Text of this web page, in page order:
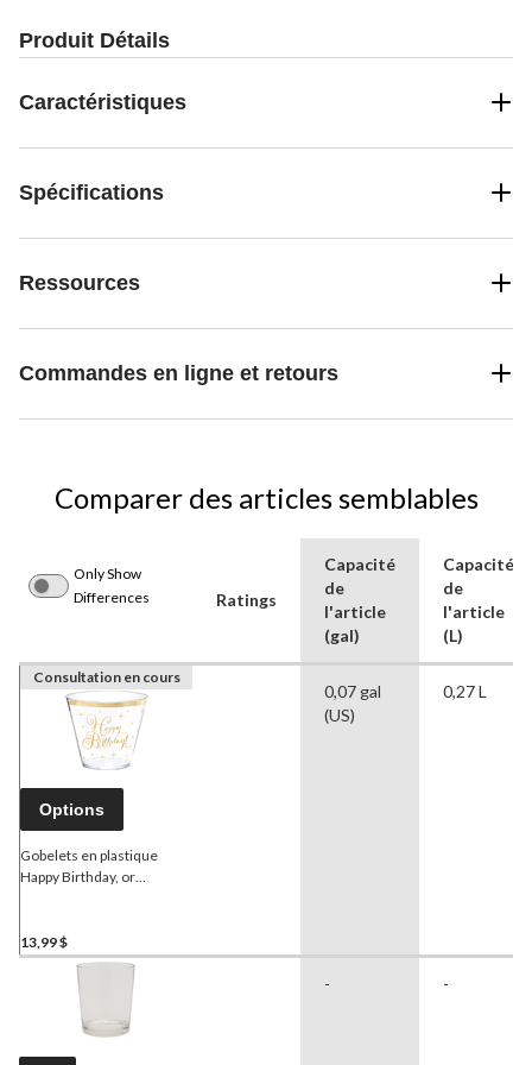
Produit Détails
Caractéristiques
Spécifications
Ressources
Commandes en ligne et retours
Comparer des articles semblables
Only Show
Differences
Ratings
Capacité
de
l'article
(gal)
Capacité
de
l'article
(L)
Consultation en cours
Options
Gobelets en plastique
Happy Birthday, or
13,99 $
0,07 gal
(US)
0,27 L
- -